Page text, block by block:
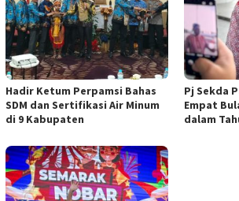
Hadir Ketum Perpamsi Bahas
SDM dan Sertifikasi Air Minum
di 9 Kabupaten
Pj Sekda
Empat
dalam